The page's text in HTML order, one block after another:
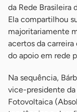
da Rede Brasileira
Ela compartilhou
majoritariamente
acertos da
do apoio em rede
Na sequência,
vice-presidente da
Fotovoltaica